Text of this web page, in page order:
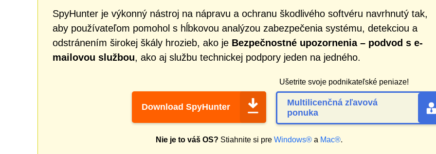
SpyHunter je výkonný nástroj na nápravu a ochranu škodlivého softvéru navrhnutý tak,
aby používateľom pomohol s hĺbkovou analýzou zabezpečenia systému, detekciou a
odstránením širokej škály hrozieb, ako je Bezpečnostné upozornenia – podvod s e-
mailovou službou, ako aj službu technickej podpory jeden na jedného.
Download SpyHunter
Ušetrite svoje podnikateľské peniaze!
Multilicenčná zľavová
ponuka
Nie je to váš OS? Stiahnite si pre Windows® a Mac®.